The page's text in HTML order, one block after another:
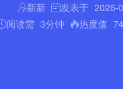
新新 发表于 2026-
阅读需 3分钟 热度值